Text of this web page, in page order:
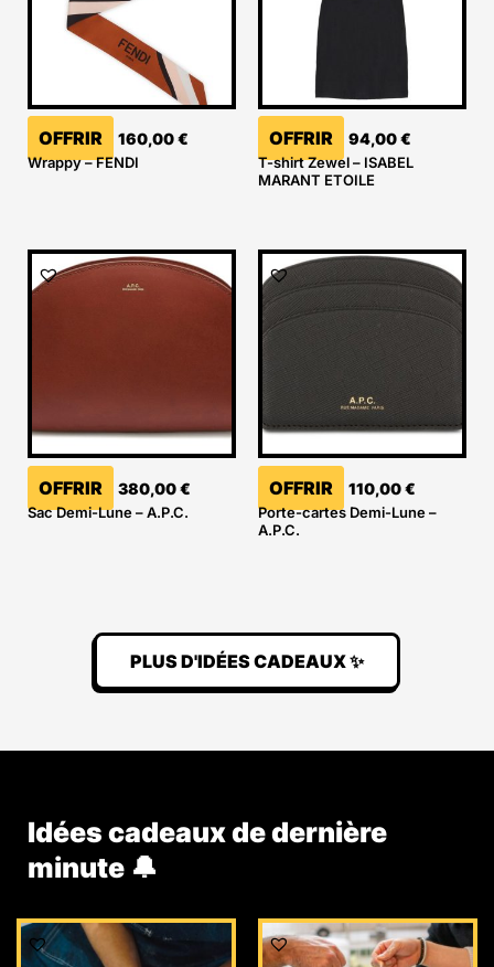
OFFRIR 160,00€
Wrappy – FENDI
OFFRIR 94,00€
T-shirt Zewel – ISABEL
MARANT ETOILE
OFFRIR 380,00€
Sac Demi-Lune – A.P.C.
OFFRIR 110,00€
Porte-cartes Demi-Lune –
A.P.C.
PLUS D'IDÉES CADEAUX ✨
Idées cadeaux de dernière
minute 🔔